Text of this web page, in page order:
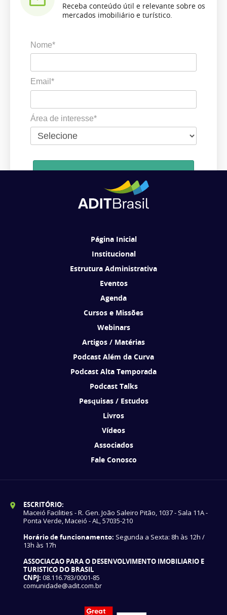
Receba conteúdo útil e relevante sobre os
mercados imobiliário e turístico.
Nome*
Email*
Área de interesse*
Ao se cadastrar, você concorda em receber comunicações da ADIT
Página Inicial
Institucional
Estrutura Administrativa
Eventos
Agenda
Cursos e Missões
Webinars
Artigos / Matérias
Podcast Além da Curva
Podcast Alta Temporada
Podcast Talks
Pesquisas / Estudos
Livros
Vídeos
Associados
Fale Conosco
ESCRITÓRIO:
Maceió Facilities - R. Gen. João Saleiro Pitão, 1037 - Sala 11A -
Ponta Verde, Maceió - AL, 57035-210
Horário de funcionamento: Segunda a Sexta: 8h às 12h /
13h às 17h
ASSOCIACAO PARA O DESENVOLVIMENTO IMOBILIARIO E
TURISTICO DO BRASIL
CNPJ: 08.116.783/0001-85
comunidade@adit.com.br